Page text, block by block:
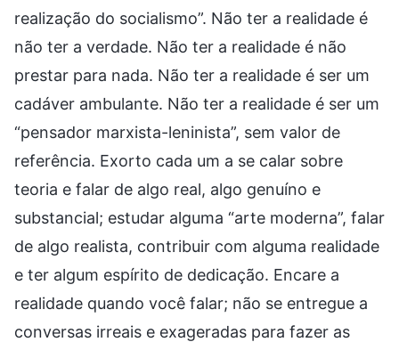
realização do socialismo”. Não ter a realidade é
não ter a verdade. Não ter a realidade é não
prestar para nada. Não ter a realidade é ser um
cadáver ambulante. Não ter a realidade é ser um
“pensador marxista-leninista”, sem valor de
referência. Exorto cada um a se calar sobre
teoria e falar de algo real, algo genuíno e
substancial; estudar alguma “arte moderna”, falar
de algo realista, contribuir com alguma realidade
e ter algum espírito de dedicação. Encare a
realidade quando você falar; não se entregue a
conversas irreais e exageradas para fazer as